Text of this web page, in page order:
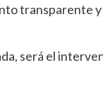
transparente
será el